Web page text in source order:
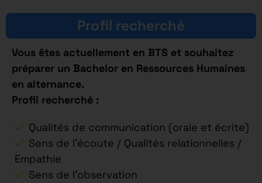
Profil recherché
Vous êtes actuellement en BTS et souhaitez
préparer un Bachelor en Ressources Humaines
en alternance.
Profil recherché :
Qualités de communication (orale et écrite)
Sens de l’écoute / Qualités relationnelles /
Empathie
Sens de l’observation